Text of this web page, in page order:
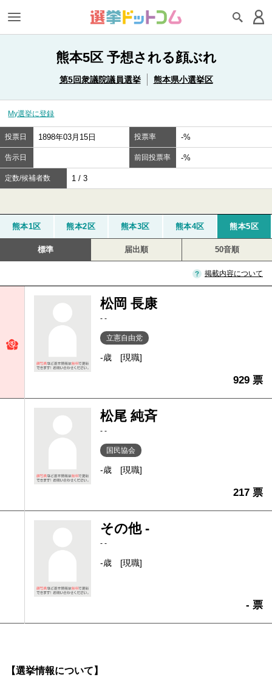
熊本5区 予想される顔ぶれ
第5回衆議院議員選挙 熊本県小選挙区
My選挙に登録
投票日 1898年03月15日 投票率 -%
告示日 前回投票率 -%
定数/候補者数 1 / 3
熊本1区 熊本2区 熊本3区 熊本4区 熊本5区
標準 届出順 50音順
掲載内容について
松岡 長康
- -
立憲自由党
-歳 [現職]
929 票
松尾 純斉
- -
国民協会
-歳 [現職]
217 票
その他 -
- -
-歳 [現職]
- 票
【選挙情報について】